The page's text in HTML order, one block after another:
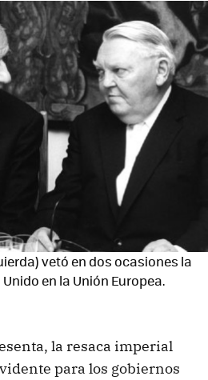
vetó en dos ocasiones la
en la Unión Europea.
la resaca imperial
para los gobiernos